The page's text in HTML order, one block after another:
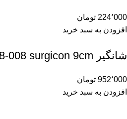
224٬000 تومان
افزودن به سبد خرید
شانگیر J-18-008 surgicon 9cm
952٬000 تومان
افزودن به سبد خرید